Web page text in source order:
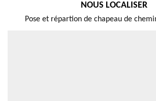
NOUS LOCALISER
Pose et répartion de chapeau de